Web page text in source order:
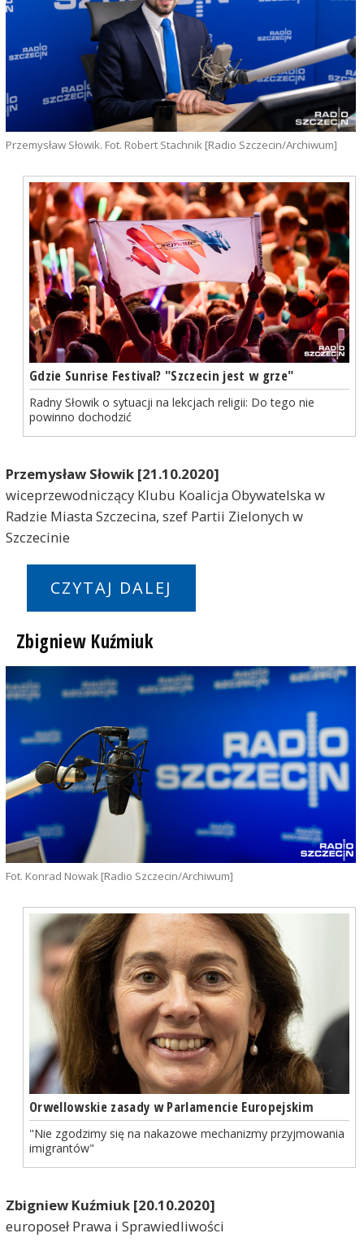
Przemysław Słowik. Fot. Robert Stachnik [Radio Szczecin/Archiwum]
Gdzie Sunrise Festival? "Szczecin jest w grze"
Radny Słowik o sytuacji na lekcjach religii: Do tego nie
powinno dochodzić
Przemysław Słowik [21.10.2020]
wiceprzewodniczący Klubu Koalicja Obywatelska w
Radzie Miasta Szczecina, szef Partii Zielonych w
Szczecinie
CZYTAJ DALEJ
Zbigniew Kuźmiuk
Fot. Konrad Nowak [Radio Szczecin/Archiwum]
Orwellowskie zasady w Parlamencie Europejskim
"Nie zgodzimy się na nakazowe mechanizmy przyjmowania
imigrantów"
Zbigniew Kuźmiuk [20.10.2020]
europoseł Prawa i Sprawiedliwości